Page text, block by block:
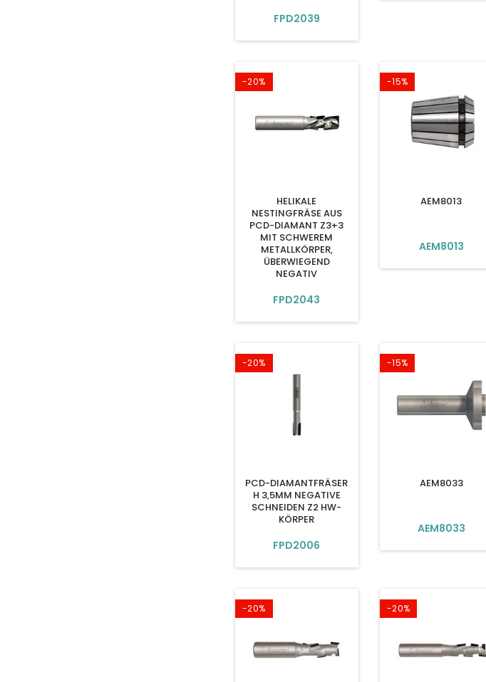
FPD2039
-20%
HELIKALE
NESTINGFRÄSE AUS
PCD-DIAMANT Z3+3
MIT SCHWEREM
METALLKÖRPER,
ÜBERWIEGEND
NEGATIV
FPD2043
-15%
AEM8013
AEM8013
-20%
PCD-DIAMANTFRÄSER
H 3,5MM NEGATIVE
SCHNEIDEN Z2 HW-
KÖRPER
FPD2006
-15%
AEM8033
AEM8033
-20% -20%